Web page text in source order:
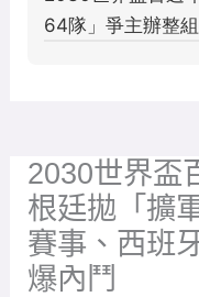
2030世界盃
根廷拋「擴
賽事、西班
爆內鬥